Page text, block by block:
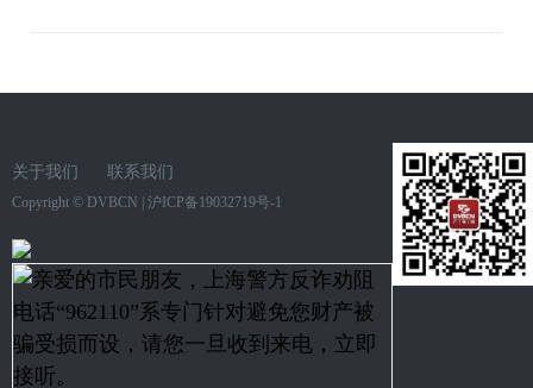
关于我们 联系我们
Copyright © DVBCN 沪ICP备19032719号-1